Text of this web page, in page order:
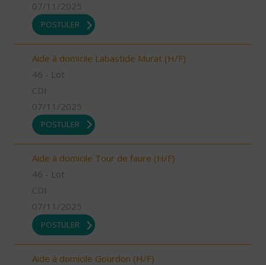
07/11/2025
POSTULER
Aide à domicile Labastide Murat (H/F)
46 - Lot
CDI
07/11/2025
POSTULER
Aide à domicile Tour de faure (H/F)
46 - Lot
CDI
07/11/2025
POSTULER
Aide à domicile Gourdon (H/F)